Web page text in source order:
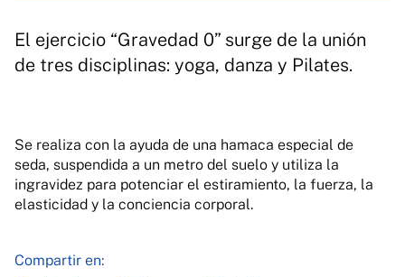
El ejercicio “Gravedad 0” surge de la unión
de tres disciplinas: yoga, danza y Pilates.
Se realiza con la ayuda de una hamaca especial de
seda, suspendida a un metro del suelo y utiliza la
ingravidez para potenciar el estiramiento, la fuerza, la
elasticidad y la conciencia corporal.
Compartir en: